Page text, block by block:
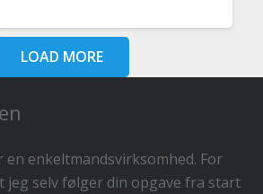
LOAD MORE
en enkeltmandsvirksomhed. For
jeg selv følger din opgave fra start